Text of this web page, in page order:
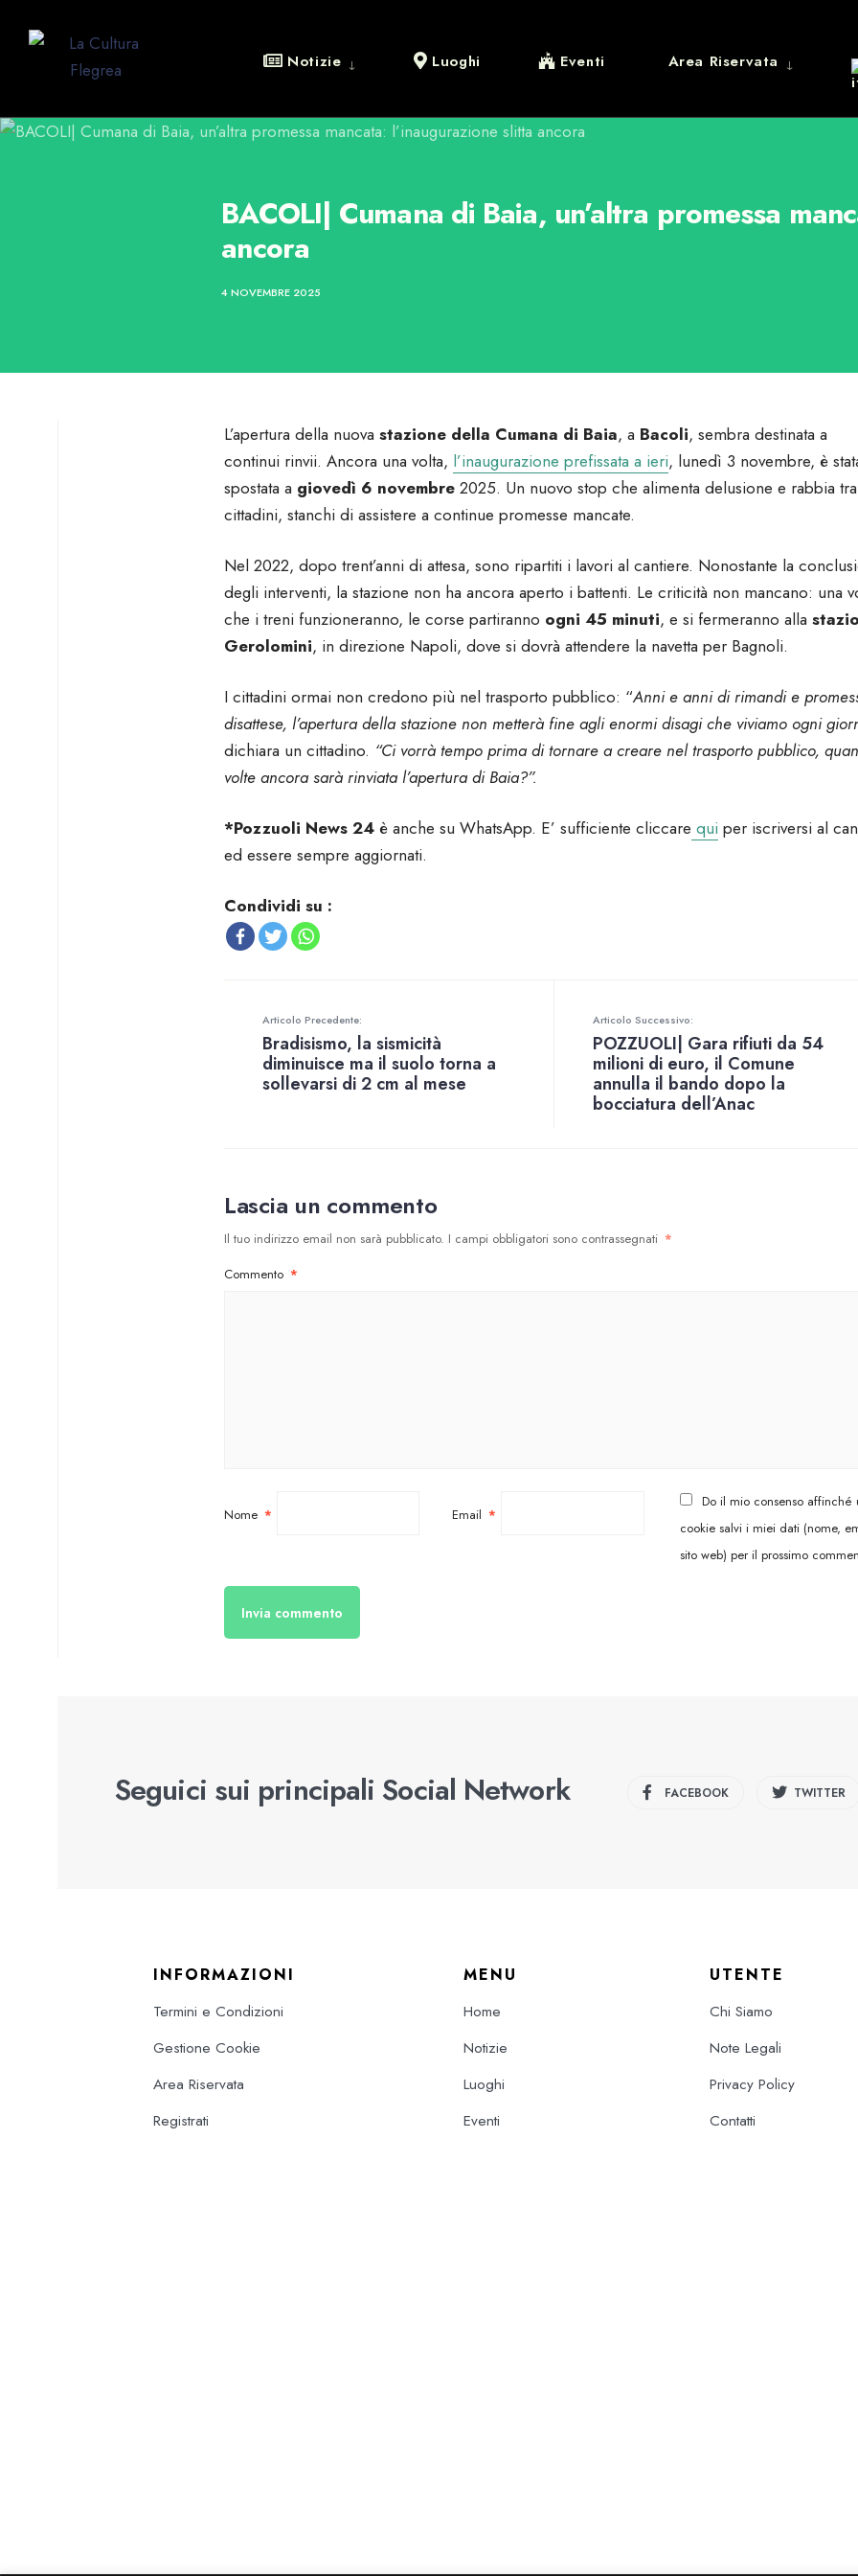
Notizie Luoghi Eventi Area Riservata
BACOLI| Cumana di Baia, un’altra promessa
ancora
4 NOVEMBRE 2025
L’apertura della nuova stazione della Cumana di Baia, a Bacoli, sembra destinata a
continui rinvii. Ancora una volta, l’inaugurazione prefissata a ieri, lunedì 3 novembre, è
spostata a giovedì 6 novembre2025. Un nuovo stop che alimenta delusione e rabbia
cittadini, stanchi di assistere a continue promesse mancate.
Nel 2022, dopo trent’anni di attesa, sono ripartiti i lavori al cantiere. Nonostante la
degli interventi, la stazione non ha ancora aperto i battenti. Le criticità non mancano: una
che i treni funzioneranno, le corse partiranno ogni 45 minuti, e si fermeranno alla
Gerolomini, in direzione Napoli, dove si dovrà attendere la navetta per Bagnoli.
I cittadini ormai non credono più nel trasporto pubblico: “Anni e anni di rimandi e
disattese, l’apertura della stazione non metterà fine agli enormi disagi che viviamo ogni
dichiara un cittadino. “Ci vorrà tempo prima di tornare a creare nel trasporto pubblico,
volte ancora sarà rinviata l’apertura di Baia?”.
*Pozzuoli News 24 è anche su WhatsApp. E’ sufficiente cliccare qui per iscriversi al
ed essere sempre aggiornati.
Condividi su :
Articolo Precedente:
Bradisismo, la sismicità
diminuisce ma il suolo torna a
sollevarsi di 2 cm al mese
Articolo Successivo:
POZZUOLI| Gara rifiuti da 54
milioni di euro, il Comune
annulla il bando dopo la
bocciatura dell’Anac
Lascia un commento
Il tuo indirizzo email non sarà pubblicato. I campi obbligatori sono contrassegnati *
Commento *
Nome * Email *
Do il mio consenso affinché
cookie salvi i miei dati (nome,
sito web) per il prossimo
Seguici sui principali Social Network FACEBOOK TWITTER
INFORMAZIONI
Termini e Condizioni
Gestione Cookie
Area Riservata
Registrati
MENU
Home
Notizie
Luoghi
Eventi
UTENTE
Chi Siamo
Note Legali
Privacy Policy
Contatti